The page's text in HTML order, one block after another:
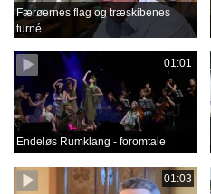
Færøernes flag og træskibenes
turné
01:01
Endeløs Rumklang - foromtale
01:03